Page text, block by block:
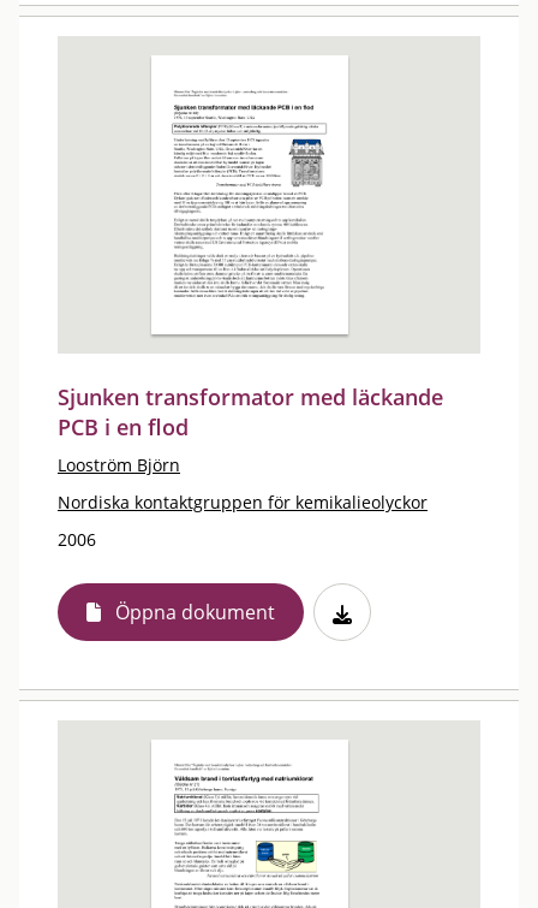
Sjunken transformator med läckande
PCB i en flod
Looström Björn
Nordiska kontaktgruppen för kemikalieolyckor
2006
Öppna dokument